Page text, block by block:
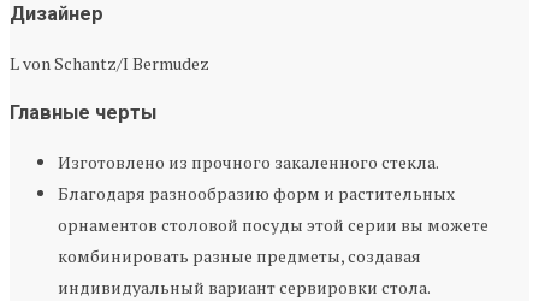
Дизайнер
L von Schantz/I Bermudez
Главные черты
Изготовлено из прочного закаленного стекла.
Благодаря разнообразию форм и растительных
орнаментов столовой посуды этой серии вы можете
комбинировать разные предметы, создавая
индивидуальный вариант сервировки стола.